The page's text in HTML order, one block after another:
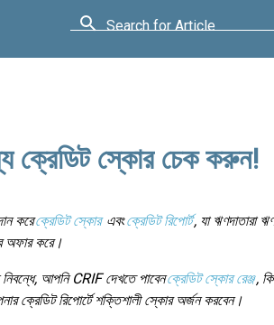
Search for Article
ক্রেডিট স্কোর চেক করুন!
করেক্রেডিট স্কোরএবংক্রেডিট রিপোর্ট, যা ঋণদাতারা
অফার করে।
আপনি CRIF দেখতে পাবেনক্রেডিট স্কোর রেঞ্জ,
ক্রেডিট রিপোর্টে শক্তিশালী স্কোর অর্জন করবেন।